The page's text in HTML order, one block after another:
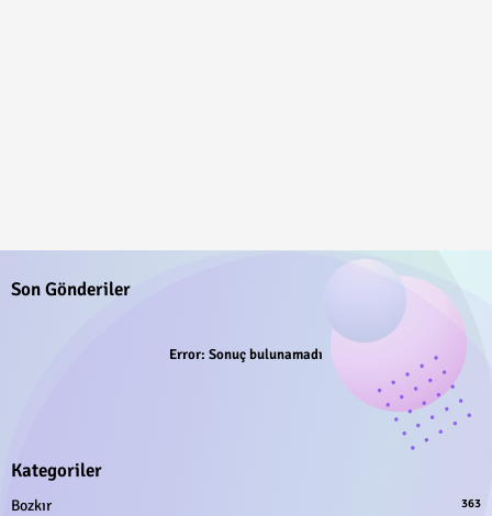
Son Gönderiler
Error: Sonuç bulunamadı
Kategoriler
Bozkır 363